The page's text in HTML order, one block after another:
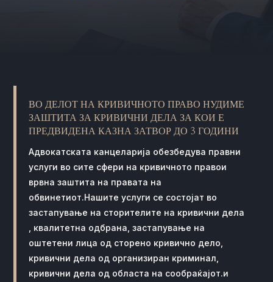
ВО ДЕЛОТ НА КРИВИЧНОТО ПРАВО НУДИМЕ
ЗАШТИТА ЗА КРИВИЧНИ ДЕЛА ЗА КОИ Е
ПРЕДВИДЕНА КАЗНА ЗАТВОР ДО 3 ГОДИНИ
Адвокатската канцеларија обезбедува правни
услуги во сите сфери на кривичното правои
врвна заштита на правата на
обвинетиот.Нашите услуги се состојат во
застапување на сторителите на кривични дела
, квалитетна одбрана, застапување на
оштетени лица од сторено кривично дело,
кривични дела од организиран криминал,
кривични дела од областа на сообраќајот.и